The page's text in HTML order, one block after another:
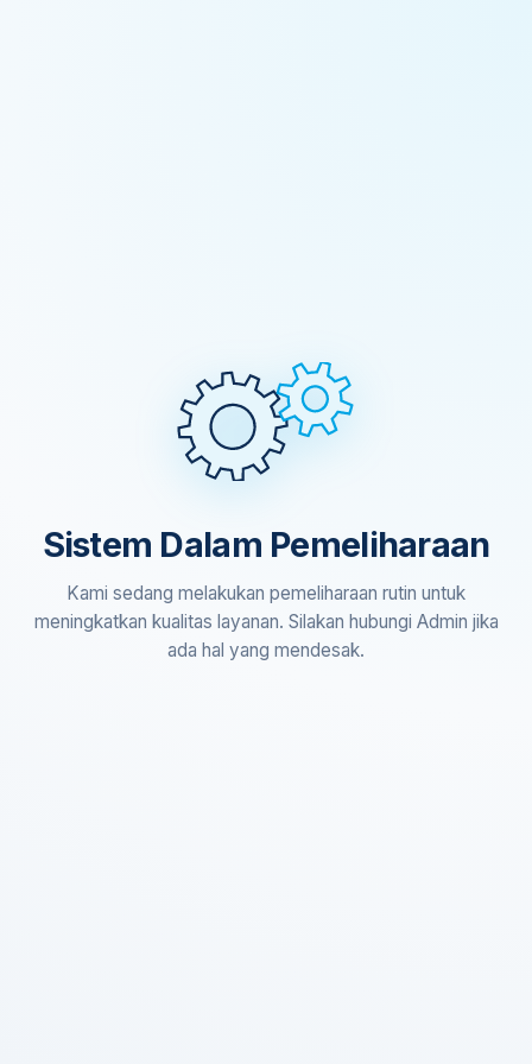
Sistem Dalam Pemeliharaan
Kami sedang melakukan pemeliharaan rutin untuk
meningkatkan kualitas layanan. Silakan hubungi Admin jika
ada hal yang mendesak.